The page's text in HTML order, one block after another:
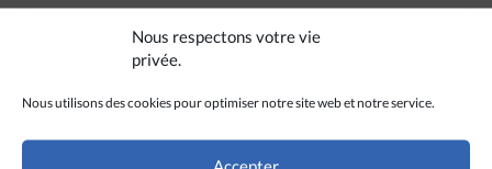
Nous respectons votre vie
privée.
Nous utilisons des cookies pour optimiser notre site web et notre service.
Accepter
CRÉDITS